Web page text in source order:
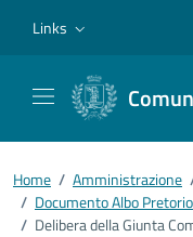
Links
Home / Amministrazione
/ Documento Albo Pretorio
/ Delibera della Giunta